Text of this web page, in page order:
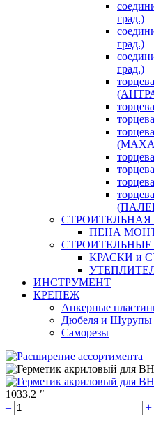
град.)
град.)
град.)
ПЕНА
КРАСКИ и
ИНСТРУМЕНТ
КРЕПЕЖ
Анкерные
Дюбеля и Шурупы
Саморезы
1033.2 "
–
+